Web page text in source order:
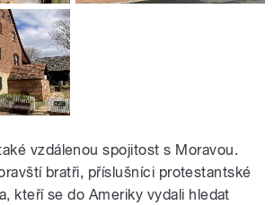
vzdálenou spojitost s Moravou.
bratři, příslušníci protestantské
kteří se do Ameriky vydali hledat